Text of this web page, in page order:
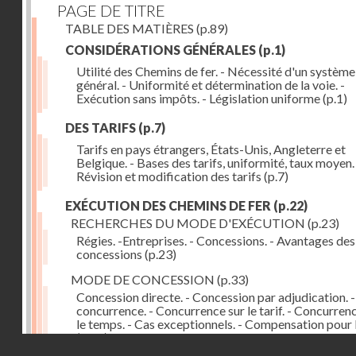
PAGE DE TITRE
TABLE DES MATIÈRES (p.89)
CONSIDÉRATIONS GÉNÉRALES (p.1)
Utilité des Chemins de fer. - Nécessité d'un système
général. - Uniformité et détermination de la voie. -
Exécution sans impôts. - Législation uniforme(p.1)
DES TARIFS (p.7)
Tarifs en pays étrangers, États-Unis, Angleterre et
Belgique. - Bases des tarifs, uniformité, taux
Révision et modification des tarifs (p.7)
EXÉCUTION DES CHEMINS DE FER (p.22)
RECHERCHES DU MODE D'EXÉCUTION (p.23)
Régies. -Entreprises. - Concessions. - Avantages des
concessions (p.23)
MODE DE CONCESSION (p.33)
Concession directe. - Concession par adjudication.
concurrence. - Concurrence sur le tarif. -
le temps. - Cas exceptionnels. - Compensation
(p.33)